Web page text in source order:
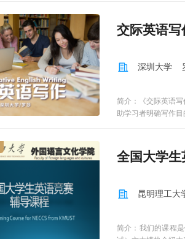
合、1区和禁区传切
成教学视频实现教
体育2（篮球）
体育2（篮球）
球教学视频直观的
建直观可操作的篮
络、移动终端、大
交际英语写
深圳大学
简介：《交际英语
助学习者明确写作
全国大学
昆明理工大
简介：我们的课程